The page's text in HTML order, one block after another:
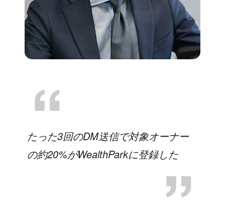
たった3回のDM送信で対象オーナー
の約20%がWealthParkに登録した